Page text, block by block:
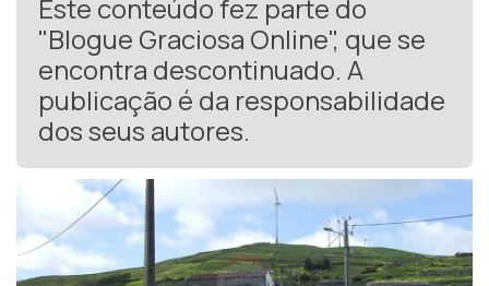
Este conteúdo fez parte do
"Blogue Graciosa Online", que se
encontra descontinuado. A
publicação é da responsabilidade
dos seus autores.